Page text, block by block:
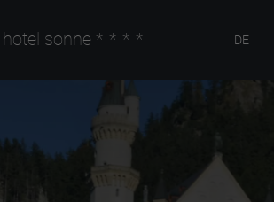
hotel sonne **** DE